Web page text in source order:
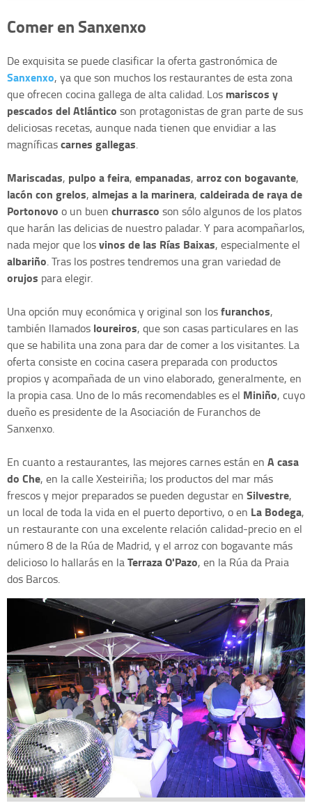
Comer en Sanxenxo
De exquisita se puede clasificar la oferta gastronómica de
Sanxenxo, ya que son muchos los restaurantes de esta zona
que ofrecen cocina gallega de alta calidad. Los mariscos y
pescados del Atlántico son protagonistas de gran parte de sus
deliciosas recetas, aunque nada tienen que envidiar a las
magníficascarnes gallegas.
Mariscadas, pulpo a feira, empanadas, arroz con bogavante,
lacón con grelos, almejas a la marinera, caldeirada de raya de
Portonovo o un buen churrasco son sólo algunos de los platos
que harán las delicias de nuestro paladar. Y para acompañarlos,
nada mejor que losvinos de las Rías Baixas, especialmente el
albariño. Tras los postres tendremos una gran variedad de
orujos para elegir.
Una opción muy económica y original son losfuranchos,
también llamados loureiros, que son casas particulares en las
que se habilita una zona para dar de comer a los visitantes. La
oferta consiste en cocina casera preparada con productos
propios y acompañada de un vino elaborado, generalmente, en
la propia casa. Uno de lo más recomendables es el Miniño, cuyo
dueño es presidente de la Asociación de Furanchos de
Sanxenxo.
En cuanto a restaurantes, las mejores carnes están en A casa
do Che, en la calle Xesteiriña; los productos del mar más
frescos y mejor preparados se pueden degustar en Silvestre,
un local de toda la vida en el puerto deportivo, o en La Bodega,
un restaurante con una excelente relación calidad-precio en el
número 8 de la Rúa de Madrid, y el arroz con bogavante más
delicioso lo hallarás en laTerraza O'Pazo, en la Rúa da Praia
dos Barcos.